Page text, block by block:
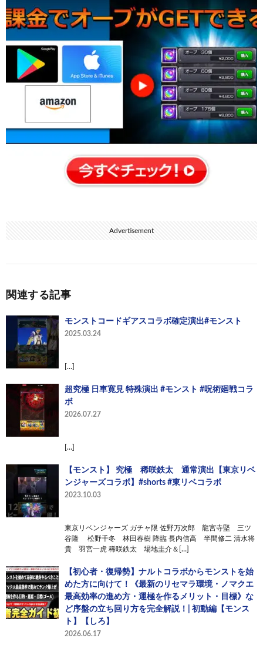
Advertisement
関連する記事
モンストコードギアスコラボ確定演出#モンスト
2025.03.24
[…]
超究極 日車寛見 特殊演出 #モンスト #呪術廻戦コラ
ボ
2026.07.27
[…]
【モンスト】 究極 稀咲鉄太 通常演出【東京リベ
ンジャーズコラボ】#shorts #東リベコラボ
2023.10.03
東京リベンジャーズ ガチャ限 佐野万次郎 龍宮寺堅 三ツ
谷隆 松野千冬 林田春樹 降臨 長内信高 半間修二 清水将
貴 羽宮一虎 稀咲鉄太 場地圭介＆[…]
【初心者・復帰勢】ナルトコラボからモンストを始
めた方に向けて！《最新のリセマラ環境・ノマクエ
最高効率の進め方・運極を作るメリット・目標》な
ど序盤の立ち回り方を完全解説！| 初動編【モンス
ト】【しろ】
2026.06.17